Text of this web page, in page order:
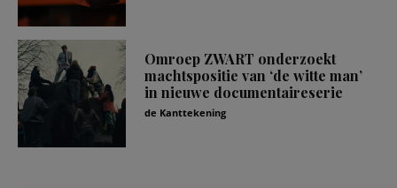
Omroep ZWART onderzoekt
machtspositie van ‘de witte man’
in nieuwe documentaireserie
de Kanttekening